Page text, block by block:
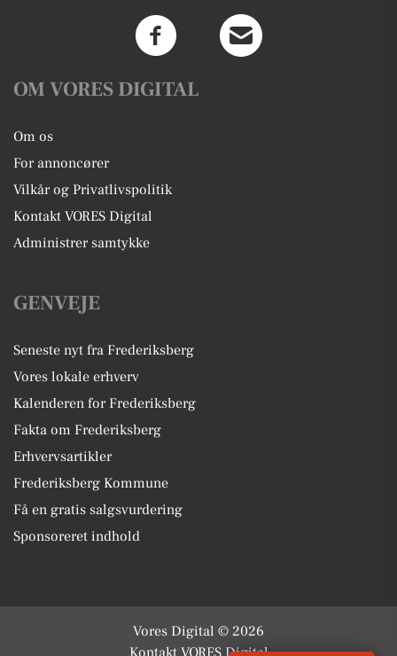
OM VORES DIGITAL
Om os
For annoncører
Vilkår og Privatlivspolitik
Kontakt VORES Digital
Administrer samtykke
GENVEJE
Seneste nyt fra Frederiksberg
Vores lokale erhverv
Kalenderen for Frederiksberg
Fakta om Frederiksberg
Erhvervsartikler
Frederiksberg Kommune
Få en gratis salgsvurdering
Sponsoreret indhold
Vores Digital © 2026
Kontakt VORES Digital